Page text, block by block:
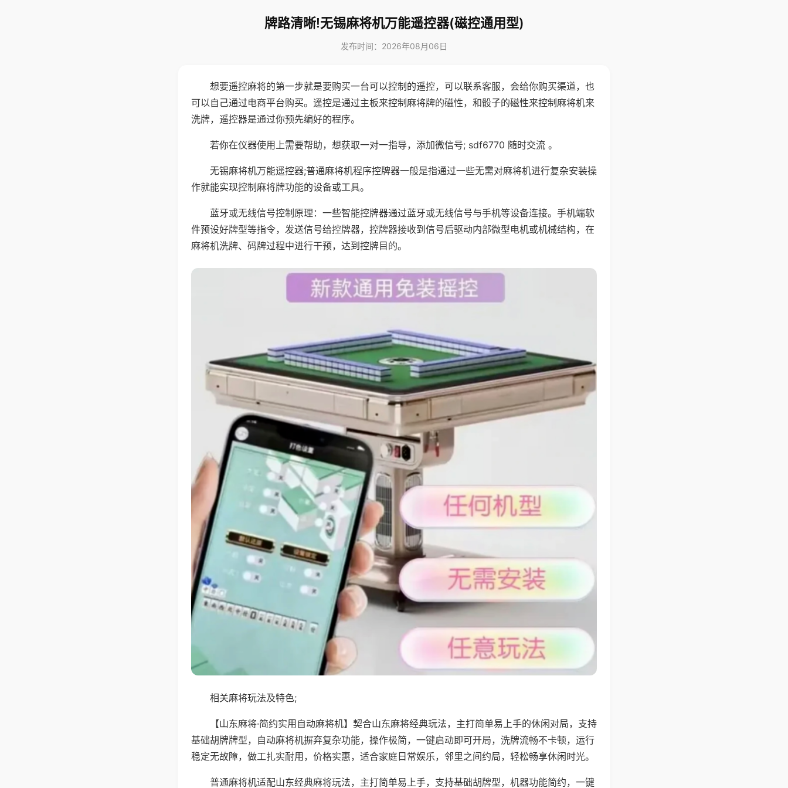
牌路清晰!无锡麻将机万能遥控器(磁控通用型)
发布时间：2026年08月06日
想要遥控麻将的第一步就是要购买一台可以控制的遥控，可以联系客服，会给你购买渠道，也
可以自己通过电商平台购买。遥控是通过主板来控制麻将牌的磁性，和骰子的磁性来控制麻将机来
洗牌，遥控器是通过你预先编好的程序。
若你在仪器使用上需要帮助，想获取一对一指导，添加微信号; sdf6770 随时交流 。
无锡麻将机万能遥控器;普通麻将机程序控牌器一般是指通过一些无需对麻将机进行复杂安装操
作就能实现控制麻将牌功能的设备或工具。
蓝牙或无线信号控制原理：一些智能控牌器通过蓝牙或无线信号与手机等设备连接。手机端软
件预设好牌型等指令，发送信号给控牌器，控牌器接收到信号后驱动内部微型电机或机械结构，在
麻将机洗牌、码牌过程中进行干预，达到控牌目的。
相关麻将玩法及特色;
【山东麻将·简约实用自动麻将机】契合山东麻将经典玩法，主打简单易上手的休闲对局，支持
基础胡牌牌型，自动麻将机摒弃复杂功能，操作极简，一键启动即可开局，洗牌流畅不卡顿，运行
稳定无故障，做工扎实耐用，价格实惠，适合家庭日常娱乐，邻里之间约局，轻松畅享休闲时光。
普通麻将机适配山东经典麻将玩法，主打简单易上手，支持基础胡牌型，机器功能简约，一键